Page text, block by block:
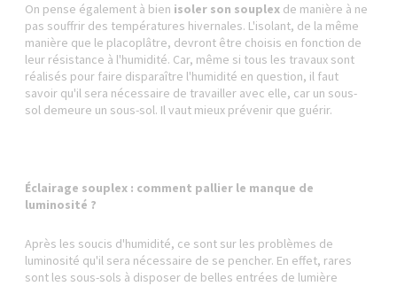
On pense également à bien isoler son souplex de manière à ne
pas souffrir des températures hivernales. L'isolant, de la même
manière que le placoplâtre, devront être choisis en fonction de
leur résistance à l'humidité. Car, même si tous les travaux sont
réalisés pour faire disparaître l'humidité en question, il faut
savoir qu'il sera nécessaire de travailler avec elle, car un sous-
sol demeure un sous-sol. Il vaut mieux prévenir que guérir.
Éclairage souplex : comment pallier le manque de
luminosité ?
Après les soucis d'humidité, ce sont sur les problèmes de
luminosité qu'il sera nécessaire de se pencher. En effet, rares
sont les sous-sols à disposer de belles entrées de lumière